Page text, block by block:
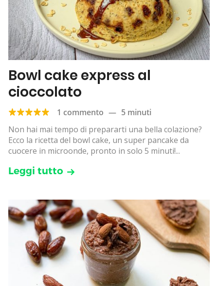
Bowl cake express al
cioccolato
1 commento — 5 minuti
Non hai mai tempo di prepararti una bella colazione?
Ecco la ricetta del bowl cake, un super pancake da
cuocere in microonde, pronto in solo 5 minuti!...
Leggi tutto